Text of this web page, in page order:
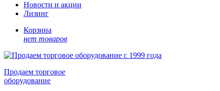
Новости и акции
Лизинг
Корзина
нет товаров
Продаем торговое
оборудование